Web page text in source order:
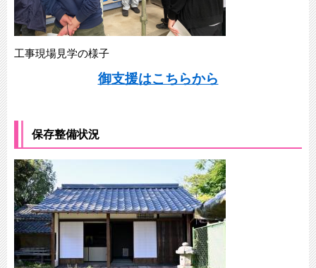
工事現場見学の様子
御支援はこちらから
保存整備状況